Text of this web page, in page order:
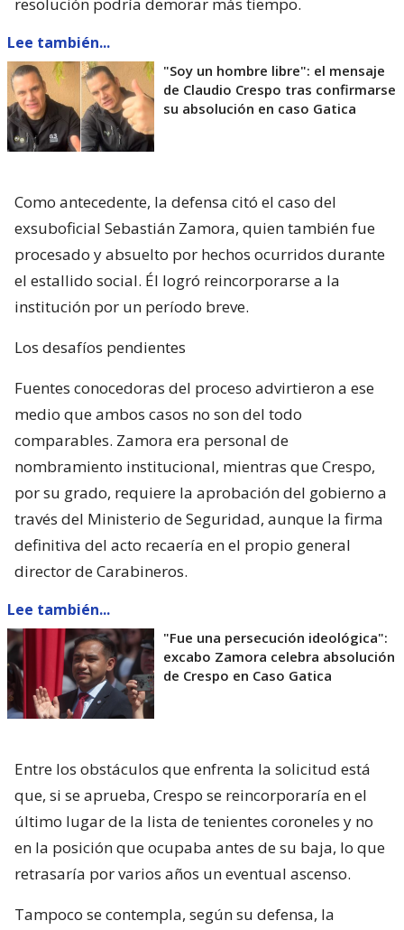
resolución podría demorar más tiempo.
Lee también...
"Soy un hombre libre": el mensaje
de Claudio Crespo tras confirmarse
su absolución en caso Gatica
Como antecedente, la defensa citó el caso del
exsuboficial Sebastián Zamora, quien también fue
procesado y absuelto por hechos ocurridos durante
el estallido social. Él logró reincorporarse a la
institución por un período breve.
Los desafíos pendientes
Fuentes conocedoras del proceso advirtieron a ese
medio que ambos casos no son del todo
comparables. Zamora era personal de
nombramiento institucional, mientras que Crespo,
por su grado, requiere la aprobación del gobierno a
través del Ministerio de Seguridad, aunque la firma
definitiva del acto recaería en el propio general
director de Carabineros.
Lee también...
"Fue una persecución ideológica":
excabo Zamora celebra absolución
de Crespo en Caso Gatica
Entre los obstáculos que enfrenta la solicitud está
que, si se aprueba, Crespo se reincorporaría en el
último lugar de la lista de tenientes coroneles y no
en la posición que ocupaba antes de su baja, lo que
retrasaría por varios años un eventual ascenso.
Tampoco se contempla, según su defensa, la